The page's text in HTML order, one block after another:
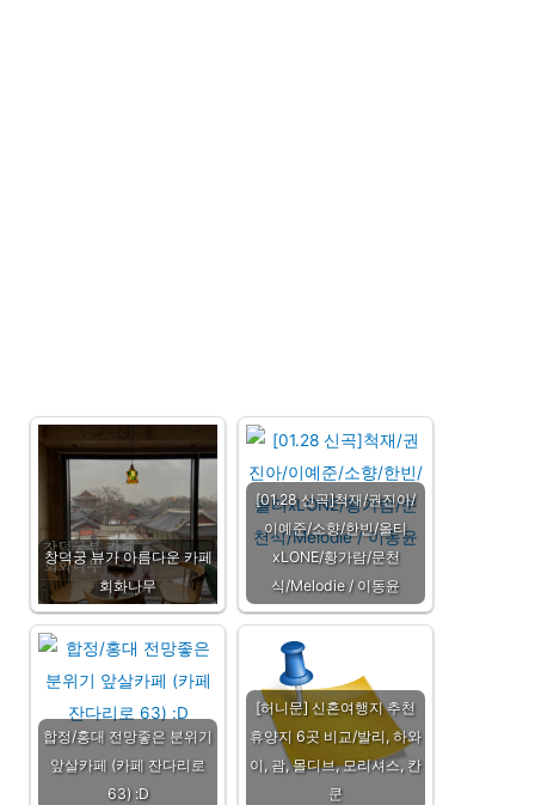
창덕궁 뷰가 아름다운 카페
회화나무
[01.28 신곡]척재/권진아/
이예준/소향/한빈/올티
xLONE/황가람/문천
식/Melodie / 이동윤
합정/홍대 전망좋은 분위기
앞살카페 (카페 잔다리로
63) :D
[허니문] 신혼여행지 추천
휴양지 6곳 비교/발리, 하와
이, 괌, 몰디브, 모리셔스, 칸
쿤